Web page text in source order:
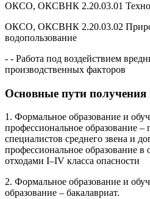
ОКСО, ОКСВНК 2.20.03.01
ОКСО, ОКСВНК 2.20.03.02
водопользование
- - Работа под воздействием
производственных факторов
Основные пути
1. Формальное образование и
профессиональное образование
специалистов среднего звена и
профессиональное образование в
отходами I–IV класса опасности
2. Формальное образование и
образование – бакалавриат.